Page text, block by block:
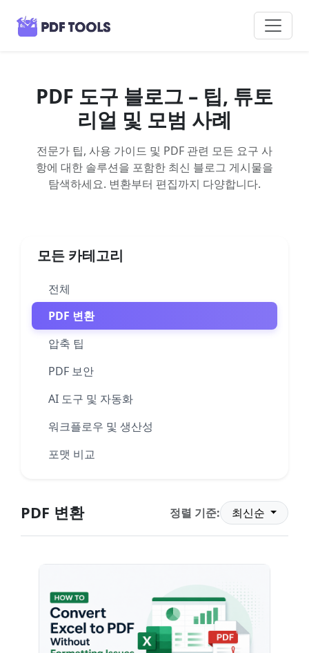
PDF 도구 블로그 – 팁, 튜토
리얼 및 모범 사례
전문가 팁, 사용 가이드 및 PDF 관련 모든 요구 사
항에 대한 솔루션을 포함한 최신 블로그 게시물을
탐색하세요. 변환부터 편집까지 다양합니다.
모든 카테고리
전체
PDF 변환
압축 팁
PDF 보안
AI 도구 및 자동화
워크플로우 및 생산성
포맷 비교
PDF 변환 정렬 기준: 최신순